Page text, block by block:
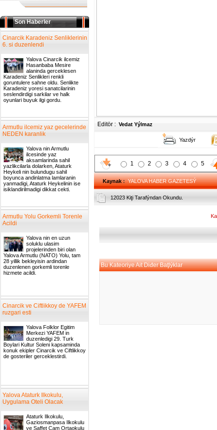
Editör : Vedat Yýlmaz
Yazdýr
1 2 3 4 5
Kaynak: YALOVA HABER GAZETESÝ
12023 Kiţi Tarafýndan Okundu.
Bu Kateoriye Ait Diđer Baţlýklar
Son Haberler
Cinarcik Karadeniz Senliklerinin
6. si duzenlendi
Yalova Cinarcik ilcemiz
Hasanbaba Mesire
alaninda gerceklesen
Karadeniz Senlikleri renkli
goruntulere sahne oldu. Senlikte
Karadeniz yoresi sanatcilarinin
seslendirdigi sarkilar ve halk
oyunlari buyuk ilgi gordu.
Armutlu ilcemiz yaz gecelerinde
NEDEN karanlik
Yalova nin Armutlu
ilcesinde yaz
aksamlarinda sahil
yazlikcilarla dolarken, Ataturk
Heykeli nin bulundugu sahil
boyunca andinlatma lamlaranin
yanmadigi, Ataturk Heykelinin ise
isiklandirilmadigi dikkat cekti.
Armutlu Yolu Gorkemli Torenle
Acildi
Yalova nin en uzun
soluklu ulasim
projelerinden biri olan
Yalova Armutlu (NATO) Yolu, tam
28 yillik bekleyisin ardindan
duzenlenen gorkemli torenle
hizmete acildi.
Cinarcik ve Ciftlikkoy de YAFEM
ruzgari esti
Yalova Folklor Egitim
Merkezi YAFEM in
duzenledigi 29. Turk
Boylari Kultur Soleni kapsaminda
konuk ekipler Cinarcik ve Ciftlikkoy
de gosteriler gerceklestirdi.
Yalova Ataturk Ilkokulu,
Uygulama Oteli Olacak
Ataturk Ilkokulu,
Gaziosmanpasa Ilkokulu
ve Saffet Cam Ortaokulu